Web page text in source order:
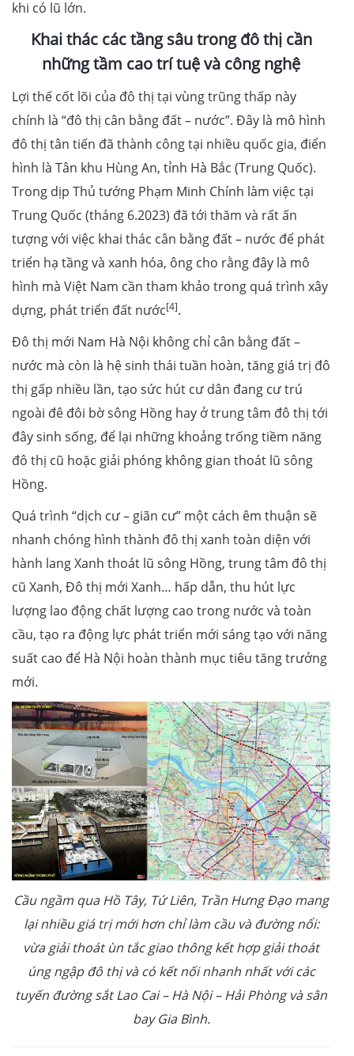
khi có lũ lớn.
Khai thác các tầng sâu trong đô thị cần
những tầm cao trí tuệ và công nghệ
Lợi thế cốt lõi của đô thị tại vùng trũng thấp này
chính là “đô thị cân bằng đất – nước”. Đây là mô hình
đô thị tân tiến đã thành công tại nhiều quốc gia, điển
hình là Tân khu Hùng An, tỉnh Hà Bắc (Trung Quốc).
Trong dịp Thủ tướng Phạm Minh Chính làm việc tại
Trung Quốc (tháng 6.2023) đã tới thăm và rất ấn
tượng với việc khai thác cân bằng đất – nước để phát
triển hạ tầng và xanh hóa, ông cho rằng đây là mô
hình mà Việt Nam cần tham khảo trong quá trình xây
dựng, phát triển đất nước[4].
Đô thị mới Nam Hà Nội không chỉ cân bằng đất –
nước mà còn là hệ sinh thái tuần hoàn, tăng giá trị đô
thị gấp nhiều lần, tạo sức hút cư dân đang cư trú
ngoài đê đôi bờ sông Hồng hay ở trung tâm đô thị tới
đây sinh sống, để lại những khoảng trống tiềm năng
đô thị cũ hoặc giải phóng không gian thoát lũ sông
Hồng.
Quá trình “dịch cư – giãn cư” một cách êm thuận sẽ
nhanh chóng hình thành đô thị xanh toàn diện với
hành lang Xanh thoát lũ sông Hồng, trung tâm đô thị
cũ Xanh, Đô thị mới Xanh… hấp dẫn, thu hút lực
lượng lao động chất lượng cao trong nước và toàn
cầu, tạo ra động lực phát triển mới sáng tạo với năng
suất cao để Hà Nội hoàn thành mục tiêu tăng trưởng
mới.
Cầu ngầm qua Hồ Tây, Tứ Liên, Trần Hưng Đạo mang
lại nhiều giá trị mới hơn chỉ làm cầu và đường nổi:
vừa giải thoát ùn tắc giao thông kết hợp giải thoát
úng ngập đô thị và có kết nối nhanh nhất với các
tuyến đường sắt Lao Cai – Hà Nội– Hải Phòng và sân
bay Gia Bình.